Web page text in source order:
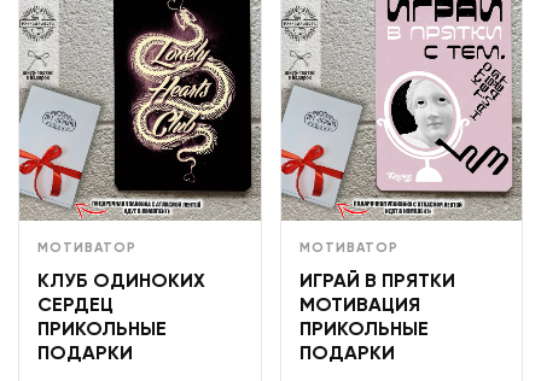
МОТИВАТОР
КЛУБ ОДИНОКИХ
СЕРДЕЦ
ПРИКОЛЬНЫЕ
ПОДАРКИ
МОТИВАТОР
ИГРАЙ В ПРЯТКИ
МОТИВАЦИЯ
ПРИКОЛЬНЫЕ
ПОДАРКИ